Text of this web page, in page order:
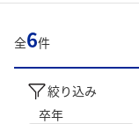
全6件
絞り込み
卒年